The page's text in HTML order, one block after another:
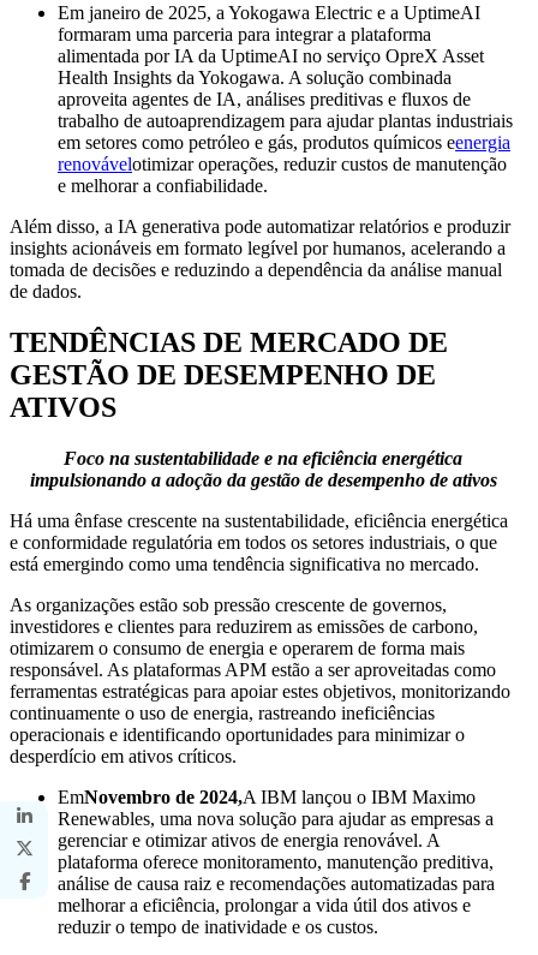
Em janeiro de 2025, a Yokogawa Electric e a UptimeAI
formaram uma parceria para integrar a plataforma
alimentada por IA da UptimeAI no serviço OpreX Asset
Health Insights da Yokogawa. A solução combinada
aproveita agentes de IA, análises preditivas e fluxos de
trabalho de autoaprendizagem para ajudar plantas industriais
em setores como petróleo e gás, produtos químicos eenergia
renovávelotimizar operações, reduzir custos de manutenção
e melhorar a confiabilidade.
Além disso, a IA generativa pode automatizar relatórios e produzir
insights acionáveis ​​em formato legível por humanos, acelerando a
tomada de decisões e reduzindo a dependência da análise manual
de dados.
TENDÊNCIAS DE MERCADO DE
GESTÃO DE DESEMPENHO DE
ATIVOS
Foco na sustentabilidade e na eficiência energética
impulsionando a adoção da gestão de desempenho de ativos
Há uma ênfase crescente na sustentabilidade, eficiência energética
e conformidade regulatória em todos os setores industriais, o que
está emergindo como uma tendência significativa no mercado.
As organizações estão sob pressão crescente de governos,
investidores e clientes para reduzirem as emissões de carbono,
otimizarem o consumo de energia e operarem de forma mais
responsável. As plataformas APM estão a ser aproveitadas como
ferramentas estratégicas para apoiar estes objetivos, monitorizando
continuamente o uso de energia, rastreando ineficiências
operacionais e identificando oportunidades para minimizar o
desperdício em ativos críticos.
EmNovembro de 2024,A IBM lançou o IBM Maximo
Renewables, uma nova solução para ajudar as empresas a
gerenciar e otimizar ativos de energia renovável. A
plataforma oferece monitoramento, manutenção preditiva,
análise de causa raiz e recomendações automatizadas para
melhorar a eficiência, prolongar a vida útil dos ativos e
reduzir o tempo de inatividade e os custos.